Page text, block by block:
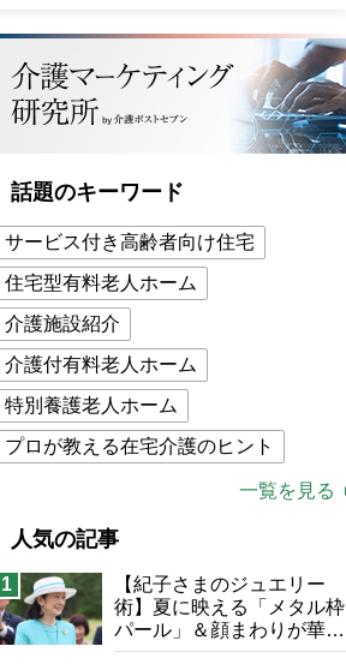
話題のキーワード
サービス付き高齢者向け住宅
住宅型有料老人ホーム
介護施設紹介
介護付有料老人ホーム
特別養護老人ホーム
プロが教える在宅介護のヒント
介護食
高木ブー
ケアマネジャー
猫が母になつきません
息子の遠距離介護サバイバル術
兄がボケました
便利なサービス
一覧を見る
人気の記事
1
【紀子さまのジュエリー
術】夏に映える「メタル枠
パール」＆顔まわりが華や
ぐ「揺れる一粒」の使い分